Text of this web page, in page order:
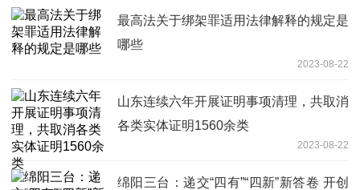
最高法关于绑架罪适用法律解释的规定是
哪些
2023-08-22
山东连续六年开展证明事项清理，共取消
各类实体证明1560余类
2023-08-22
绵阳三台：递交“四有”“四新”新答卷 开创